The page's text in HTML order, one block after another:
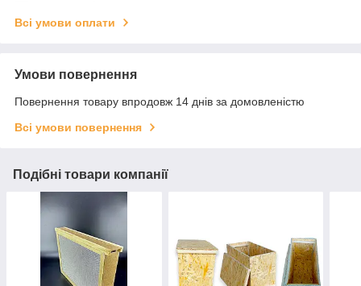
Всі умови оплати
Умови повернення
Повернення товару впродовж 14 днів за домовленістю
Всі умови повернення
Подібні товари компанії